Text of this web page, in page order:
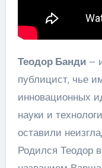
Теодор Банди–
публицист, чье
инновационных
науки и
оставили
Родился Теодор